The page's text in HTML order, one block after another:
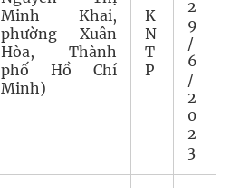
Minh Khai,
phường Xuân
Hòa, Thành
phố Hồ Chí
Minh)
K
N
T
P
2
9
/
6
/
2
0
2
3